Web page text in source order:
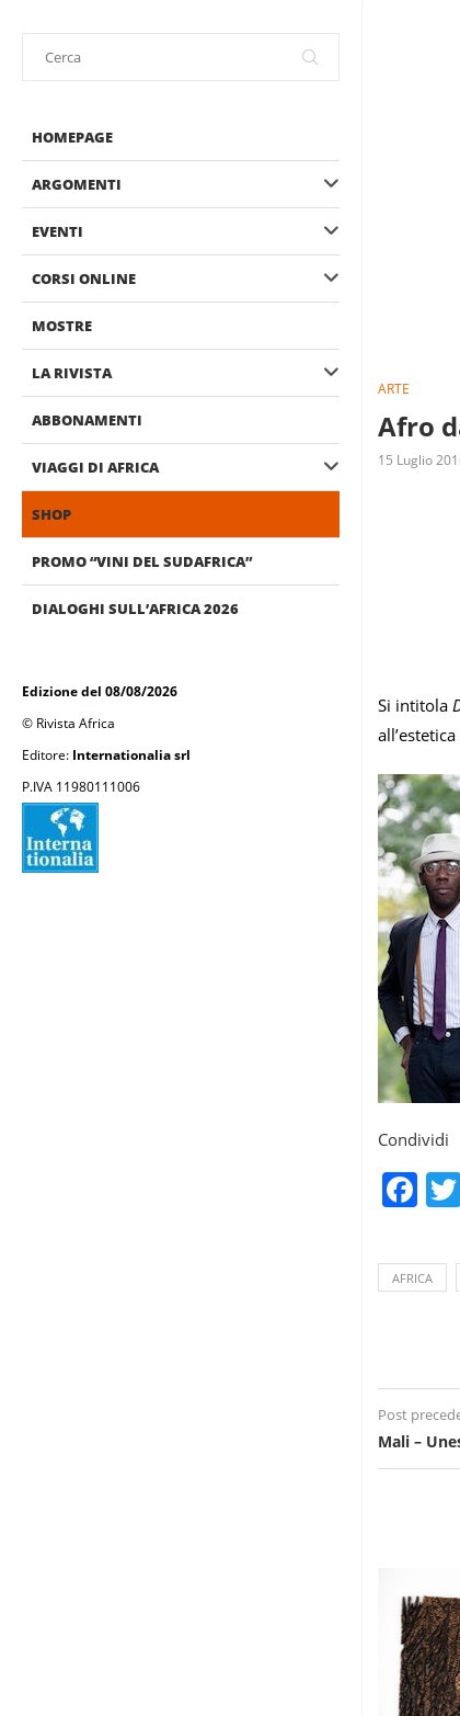
HOMEPAGE
ARGOMENTI
EVENTI
CORSI ONLINE
MOSTRE
LA RIVISTA
ABBONAMENTI
VIAGGI DI AFRICA
SHOP
PROMO “VINI DEL SUDAFRICA”
DIALOGHI SULL’AFRICA 2026
Edizione del 08/08/2026
© Rivista Africa
Editore: Internationalia srl
P.IVA 11980111006
ARTE
Afro
15 Luglio
Si intitola
Condividi
AFRICA
Post
Mali –